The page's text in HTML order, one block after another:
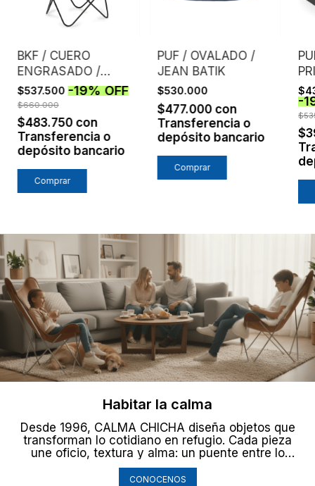
BKF / CUERO
ENGRASADO /
CASTAÑO
$537.500 -19%OFF
$660.000
$483.750 con
Transferencia o
depósito bancario
Comprar
PUF / OVALADO /
JEAN BATIK
$530.000
$477.000con
Transferencia o
depósito bancario
-
Habitar la calma
Desde 1996, CALMA CHICHA diseña objetos que
transforman lo cotidiano en refugio. Cada pieza
une oficio, textura y alma: un puente entre lo
ancestral y lo contemporáneo. Creemos en los
espacios que abrazan.
CONOCENOS